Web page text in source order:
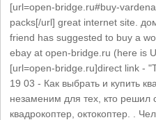
[url=open-bridge.ru#buy-
packs[/url] great internet site.
friend has suggested to buy a
ebay at open-bridge.ru (here is
[url=open-bridge.ru]direct link -
19 03 - Как выбрать и купить
незаменим для тех, кто решил
квадрокоптер, октокоптер. .